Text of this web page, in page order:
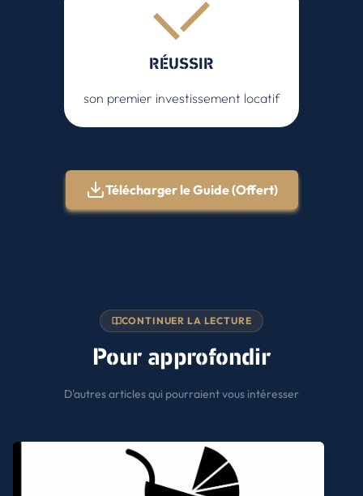
RÉUSSIR
son premier investissement locatif
Télécharger le Guide (Offert)
CONTINUER LA LECTURE
Pour approfondir
D'autres articles qui pourraient vous intéresser